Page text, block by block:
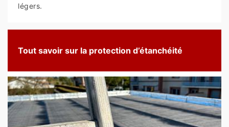
légers.
Tout savoir sur la protection d’étanchéité